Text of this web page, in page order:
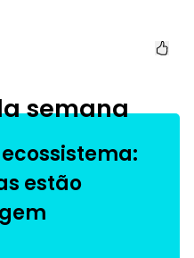
semana
estão